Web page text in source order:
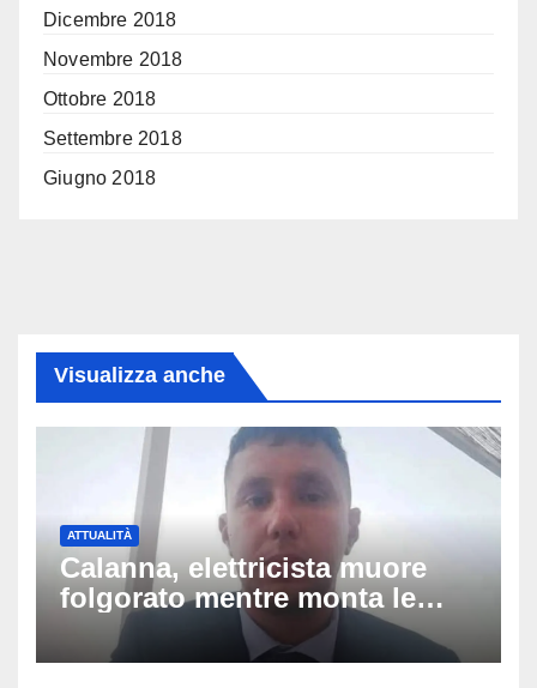
Dicembre 2018
Novembre 2018
Ottobre 2018
Settembre 2018
Giugno 2018
Visualizza anche
ATTUALITÀ
Calanna, elettricista muore
folgorato mentre monta le
luminarie della festa: chi era
Fabio Calabrò e cosa è